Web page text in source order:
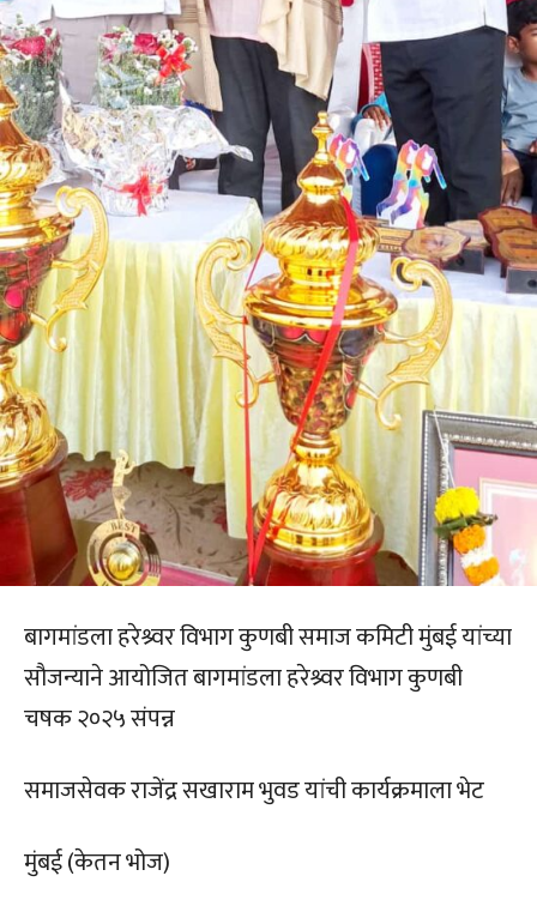
बागमांडला हरेश्र्वर विभाग कुणबी समाज कमिटी मुंबई यांच्या
सौजन्याने आयोजित बागमांडला हरेश्र्वर विभाग कुणबी
चषक २०२५ संपन्न
समाजसेवक राजेंद्र सखाराम भुवड यांची कार्यक्रमाला भेट
मुंबई (केतन भोज)